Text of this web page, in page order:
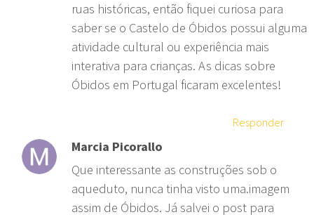
ruas históricas, então fiquei curiosa para
saber se o Castelo de Óbidos possui alguma
atividade cultural ou experiência mais
interativa para crianças. As dicas sobre
Óbidos em Portugal ficaram excelentes!
Responder
Marcia Picorallo
Que interessante as construções sob o
aqueduto, nunca tinha visto uma.imagem
assim de Óbidos. Já salvei o post para